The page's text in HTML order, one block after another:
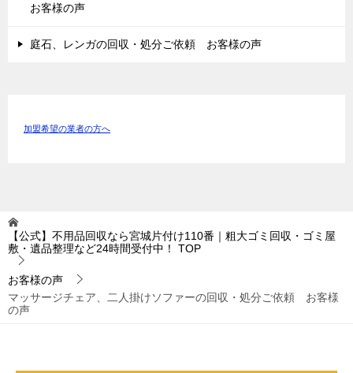
お客様の声
庭石、レンガの回収・処分ご依頼 お客様の声
加盟希望の業者の方へ
【公式】不用品回収なら宮城片付け110番｜粗大ゴミ回収・ゴミ屋
敷・遺品整理など24時間受付中！
TOP
お客様の声
マッサージチェア、二人掛けソファーの回収・処分ご依頼 お客様
の声